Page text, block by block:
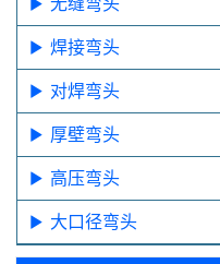
焊接弯头
对焊弯头
厚壁弯头
高压弯头
大口径弯头